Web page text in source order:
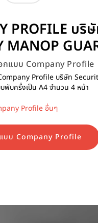
PROFILE บริ
MANOP
กแบบ Company Profile
Profile บริษัท
บครึ่งเป็น A4 จำนวน 4 หน้า
Profile อื่นๆ
บบ Company Profile